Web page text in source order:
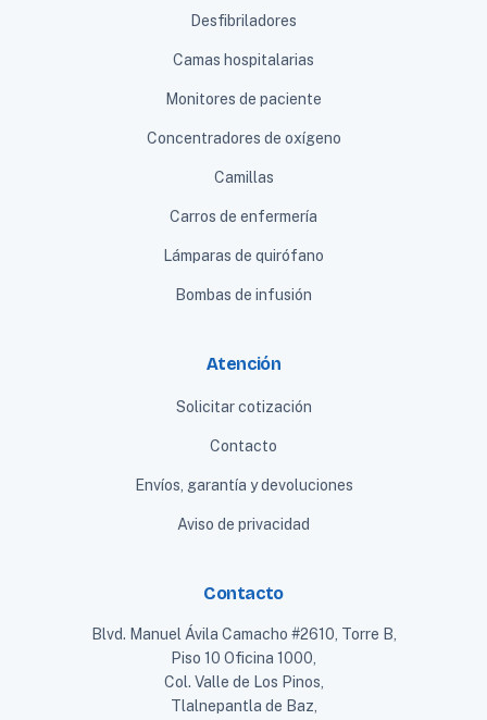
Desfibriladores
Camas hospitalarias
Monitores de paciente
Concentradores de oxígeno
Camillas
Carros de enfermería
Lámparas de quirófano
Bombas de infusión
Atención
Solicitar cotización
Contacto
Envíos, garantía y devoluciones
Aviso de privacidad
Contacto
Blvd. Manuel Ávila Camacho #2610, Torre B,
Piso 10 Oficina 1000,
Col. Valle de Los Pinos,
Tlalnepantla de Baz,